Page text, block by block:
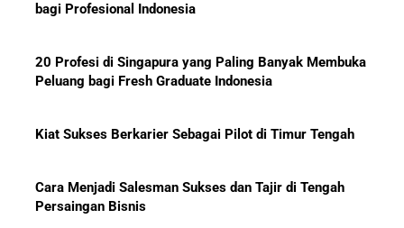
bagi Profesional Indonesia
20 Profesi di Singapura yang Paling Banyak Membuka
Peluang bagi Fresh Graduate Indonesia
Kiat Sukses Berkarier Sebagai Pilot di Timur Tengah
Cara Menjadi Salesman Sukses dan Tajir di Tengah
Persaingan Bisnis